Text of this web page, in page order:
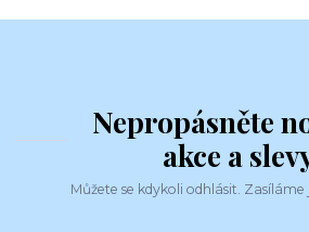
Nepropásněte
akce a
Můžete se kdykoli odhlásit. Zasíláme